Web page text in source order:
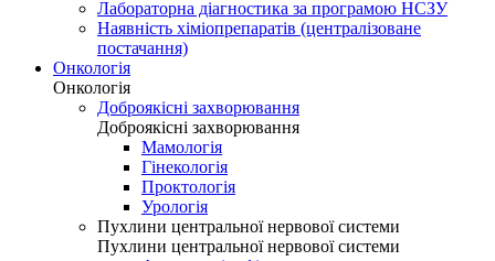
Лабораторна діагностика за програмою НСЗУ
Наявність хіміопрепаратів (централізоване
постачання)
Онкологія
Онкологія
Доброякісні захворювання
Доброякісні захворювання
Мамологія
Гінекологія
Проктологія
Урологія
Пухлини центральної нервової системи
Пухлини центральної нервової системи